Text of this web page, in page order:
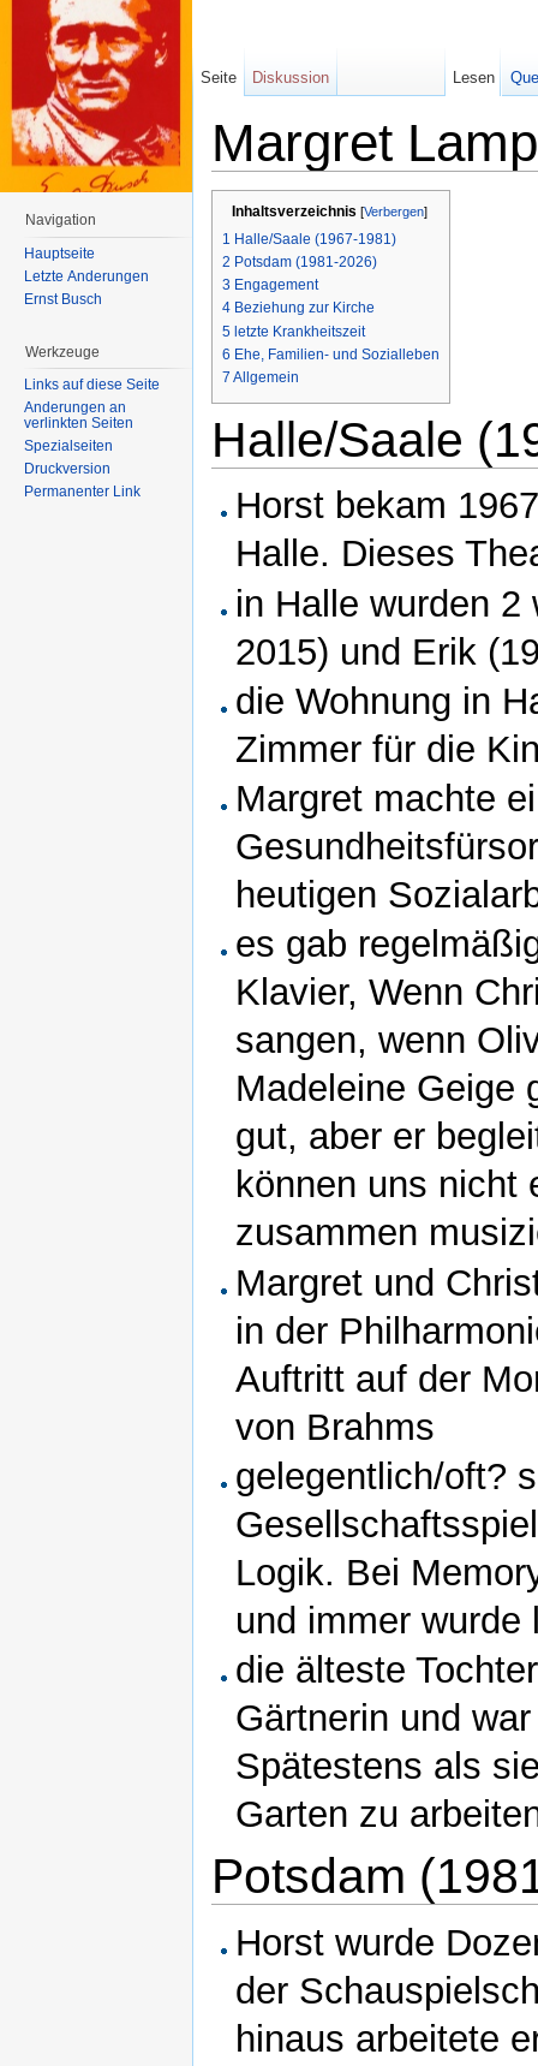
Margret
Inhaltsverzeichnis [Verbergen]
1 Halle/Saale (1967-1981)
2 Potsdam (1981-2026)
3 Engagement
4 Beziehung zur Kirche
5 letzte Krankheitszeit
6 Ehe, Familien- und Sozialleben
7 Allgemein
Halle/Saale
Horst bekam
Halle. Dieses
in Halle wurden
2015) und Erik
die Wohnung in
Zimmer für die
Margret machte
heutigen
es gab
Klavier, Wenn
sangen, wenn
Madeleine Geige
gut, aber er
können uns nicht
zusammen
Margret und
in der
Auftritt auf der
von Brahms
gelegentlich/oft?
Logik. Bei
und immer wurde
die älteste
Gärtnerin und
Spätestens als
Garten zu
Potsdam
Horst wurde
der
hinaus arbeitete
Seite Diskussion Lesen
Navigation
Hauptseite
Letzte Änderungen
Ernst Busch
Werkzeuge
Links auf diese Seite
Änderungen an
verlinkten Seiten
Spezialseiten
Druckversion
Permanenter Link